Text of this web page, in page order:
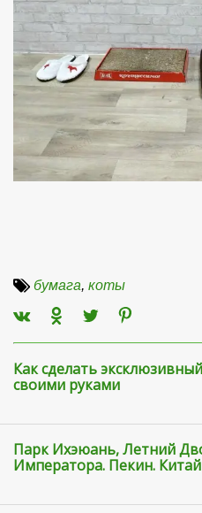
бумага, коты
Как сделать
своими руками
Парк Ихэюань, Летний
Императора. Пекин. Китай